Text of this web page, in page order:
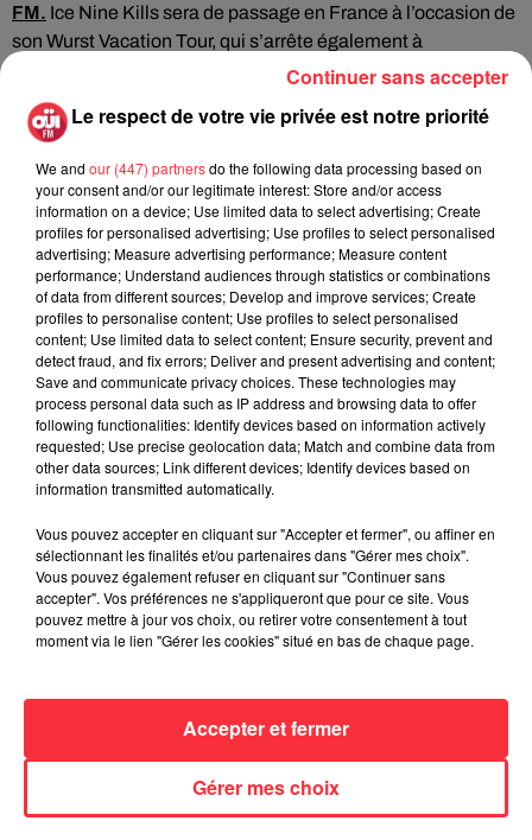
FM. Ice Nine Kills sera de passage en France à l’occasion de
son Wurst Vacation Tour, qui s’arrête également à
Amsterdam, Copenhague, Helsinki, Milan, Madrid…
Autant dire que cette date du 16 mai risque d’être
exceptionnelle, puisque le groupe sera certainement
survolté (encore plus que d’habitude), 24h avant de faire la
première partie de Metallica au Stade de France.
En 2019, le groupe était déjà passé par Paris. Trois ans plus
tard, ce concert de l’Élysée Montmartre sera l’occasion de
vivre en live les titres de leur dernier album The Silver
Scream 2: Welcome To Horrorwood.
Leur albumEvery Trick In The Book, sorti en 2015, a été
classé n° 1 du Billboard Heatseekers hebdomadaire et Top 5
des albums Hard Rock et indépendants.The Silver Scream
le cinquième album du groupe, sorti en 2018, tire ses treize
hymnes de treize classiques d’horreur. Enregistré début 2018
par le producteur Drew Fulk (Motionless In White, Pop Evil) à
Los Angeles,The Silver Screamoffre une évasion digne d’un
grand écran.
Événements à venir
Le respect de votre vie privée est notre priorité
We and our (447) partnersdo the following data processing based on
your consent and/or our legitimate interest: Store and/or access
information on a device; Use limited data to select advertising; Create
profiles for personalised advertising; Use profiles to select personalised
advertising; Measure advertising performance; Measure content
performance; Understand audiences through statistics or combinations
of data from different sources; Develop and improve services; Create
profiles to personalise content; Use profiles to select personalised
content; Use limited data to select content; Ensure security, prevent and
detect fraud, and fix errors; Deliver and present advertising and content;
Save and communicate privacy choices. These technologies may
process personal data such as IP address and browsing data to offer
following functionalities: Identify devices based on information actively
requested; Use precise geolocation data; Match and combine data from
other data sources; Link different devices; Identify devices based on
information transmitted automatically.
Vous pouvez accepter en cliquant sur "Accepter et fermer", ou affiner en
sélectionnant les finalités et/ou partenaires dans "Gérer mes choix".
Vous pouvez également refuser en cliquant sur "Continuer sans
accepter". Vos préférences ne s'appliqueront que pour ce site. Vous
pouvez mettre à jour vos choix, ou retirer votre consentement à tout
moment via le lien "Gérer les cookies" situé en bas de chaque page.
Gérer mes choix
Accepter et fermer
Continuer sans accepter